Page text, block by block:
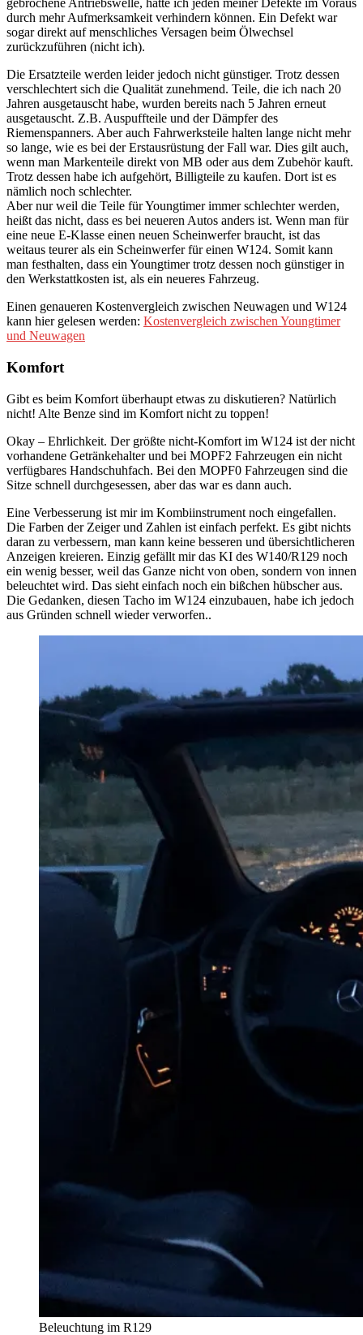
gebrochene Antriebswelle, hätte ich jeden meiner Defekte im Voraus
durch mehr Aufmerksamkeit verhindern können. Ein Defekt war
sogar direkt auf menschliches Versagen beim Ölwechsel
zurückzuführen (nicht ich).
Die Ersatzteile werden leider jedoch nicht günstiger. Trotz dessen
verschlechtert sich die Qualität zunehmend. Teile, die ich nach 20
Jahren ausgetauscht habe, wurden bereits nach 5 Jahren erneut
ausgetauscht. Z.B. Auspuffteile und der Dämpfer des
Riemenspanners. Aber auch Fahrwerksteile halten lange nicht mehr
so lange, wie es bei der Erstausrüstung der Fall war. Dies gilt auch,
wenn man Markenteile direkt von MB oder aus dem Zubehör kauft.
Trotz dessen habe ich aufgehört, Billigteile zu kaufen. Dort ist es
nämlich noch schlechter.
Aber nur weil die Teile für Youngtimer immer schlechter werden,
heißt das nicht, dass es bei neueren Autos anders ist. Wenn man für
eine neue E-Klasse einen neuen Scheinwerfer braucht, ist das
weitaus teurer als ein Scheinwerfer für einen W124. Somit kann
man festhalten, dass ein Youngtimer trotz dessen noch günstiger in
den Werkstattkosten ist, als ein neueres Fahrzeug.
Einen genaueren Kostenvergleich zwischen Neuwagen und W124
kann hier gelesen werden: Kostenvergleich zwischen Youngtimer
und Neuwagen
Komfort
Gibt es beim Komfort überhaupt etwas zu diskutieren? Natürlich
nicht! Alte Benze sind im Komfort nicht zu toppen!
Okay – Ehrlichkeit. Der größte nicht-Komfort im W124 ist der nicht
vorhandene Getränkehalter und bei MOPF2 Fahrzeugen ein nicht
verfügbares Handschuhfach. Bei den MOPF0 Fahrzeugen sind die
Sitze schnell durchgesessen, aber das war es dann auch.
Eine Verbesserung ist mir im Kombiinstrument noch eingefallen.
Die Farben der Zeiger und Zahlen ist einfach perfekt. Es gibt nichts
daran zu verbessern, man kann keine besseren und übersichtlicheren
Anzeigen kreieren. Einzig gefällt mir das KI des W140/R129 noch
ein wenig besser, weil das Ganze nicht von oben, sondern von innen
beleuchtet wird. Das sieht einfach noch ein bißchen hübscher aus.
Die Gedanken, diesen Tacho im W124 einzubauen, habe ich jedoch
aus Gründen schnell wieder verworfen..
Beleuchtung im R129